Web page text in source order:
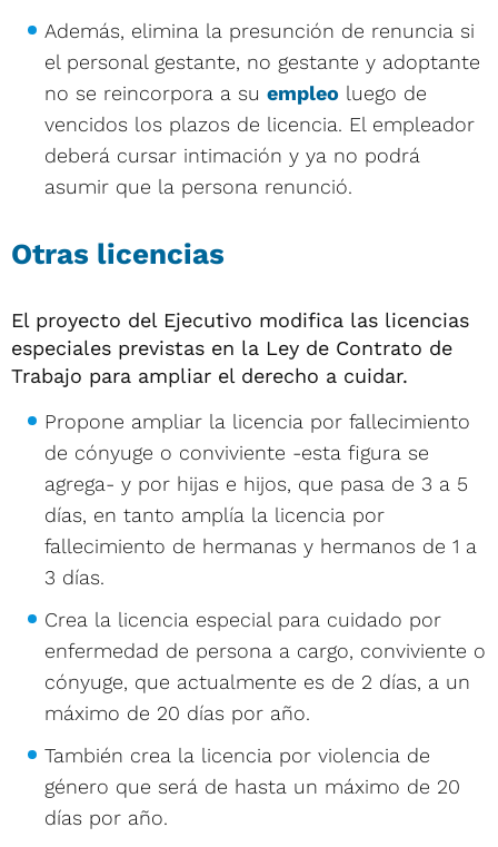
Además, elimina la presunción de renuncia si
el personal gestante, no gestante y adoptante
no se reincorpora a su empleo luego de
vencidos los plazos de licencia. El empleador
deberá cursar intimación y ya no podrá
asumir que la persona renunció.
Otras licencias
El proyecto del Ejecutivo modifica las licencias
especiales previstas en la Ley de Contrato de
Trabajo para ampliar el derecho a cuidar.
Propone ampliar la licencia por fallecimiento
de cónyuge o conviviente -esta figura se
agrega- y por hijas e hijos, que pasa de 3 a 5
días, en tanto amplía la licencia por
fallecimiento de hermanas y hermanos de 1 a
3 días.
Crea la licencia especial para cuidado por
enfermedad de persona a cargo, conviviente o
cónyuge, que actualmente es de 2 días, a un
máximo de 20 días por año.
También crea la licencia por violencia de
género que será de hasta un máximo de 20
días por año.